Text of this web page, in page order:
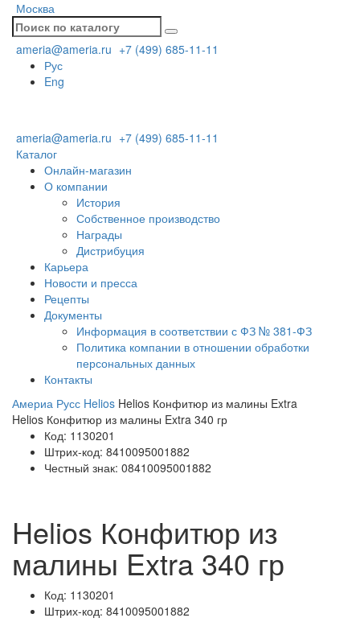
Москва
ameria@ameria.ru +7 (499) 685-11-11
Рус
Eng
ameria@ameria.ru +7 (499) 685-11-11
Каталог
Онлайн-магазин
О компании
История
Собственное производство
Награды
Дистрибуция
Карьера
Новости и пресса
Рецепты
Документы
Информация в соответствии с ФЗ № 381-ФЗ
Политика компании в отношении обработки
персональных данных
Контакты
Америа Русс Helios Helios Конфитюр из малины Extra
Helios Конфитюр из малины Extra 340 гр
Код: 1130201
Штрих-код: 8410095001882
Честный знак: 08410095001882
Helios Конфитюр из
малины Extra 340 гр
Код: 1130201
Штрих-код: 8410095001882